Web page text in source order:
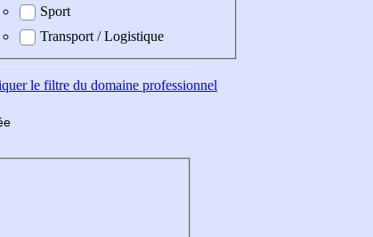
Sport
Transport / Logistique
le filtre du domaine professionnel